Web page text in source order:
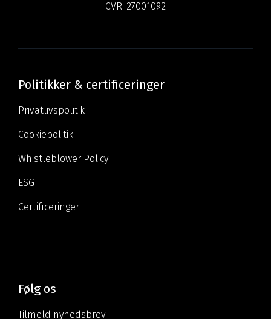
CVR: 27001092
Politikker & certificeringer
Privatlivspolitik
Cookiepolitik
Whistleblower Policy
ESG
Certificeringer
Følg os
Tilmeld nyhedsbrev